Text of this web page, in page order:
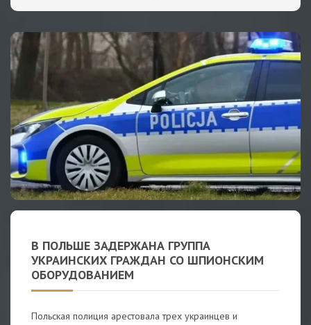
В ПОЛЬШЕ ЗАДЕРЖАНА ГРУППА
УКРАИНСКИХ ГРАЖДАН СО ШПИОНСКИМ
ОБОРУДОВАНИЕМ
Польская полиция арестовала трех украинцев и